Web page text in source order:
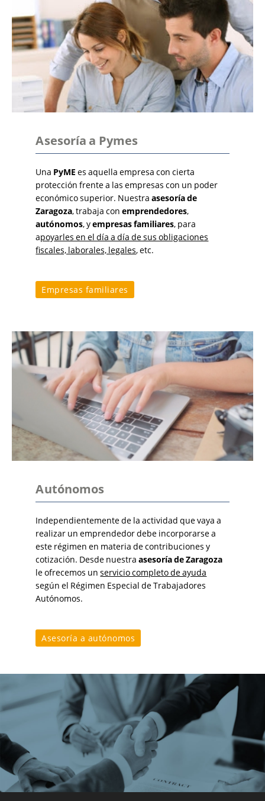
Asesoría a Pymes
Una PyMEes aquella empresa con cierta
protección frente a las empresas con un poder
económico superior. Nuestraasesoría de
Zaragoza, trabaja conemprendedores,
autónomos, yempresas familiares, para
apoyarles en el día a día de sus obligaciones
fiscales, laborales, legales, etc.
Empresas familiares
Autónomos
Independientemente de la actividad que vaya a
realizar un emprendedor debe incorporarse a
este régimen en materia de contribuciones y
cotización. Desde nuestraasesoría de Zaragoza
le ofrecemos unservicio completo de ayuda
según el Régimen Especial de Trabajadores
Autónomos.
Asesoría a autónomos